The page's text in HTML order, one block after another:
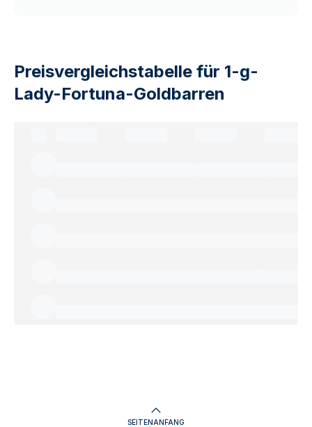
Preisvergleichstabelle für 1-g-
Lady-Fortuna-Goldbarren
SEITENANFANG